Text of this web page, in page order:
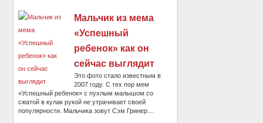
Мальчик из мема
«Успешный
ребенок» как он
сейчас выглядит
Это фото стало известным в
2007 году. С тех пор мем
«Успешный ребенок» с пухлым малышом со
сжатой в кулак рукой не утрачивает своей
популярности. Мальчика зовут Сэм Гринер....